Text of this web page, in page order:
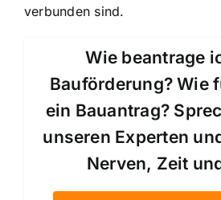
verbunden sind.
Wie beantrage
Bauförderung? Wie
ein Bauantrag?
unseren Experten
Nerven, Zeit